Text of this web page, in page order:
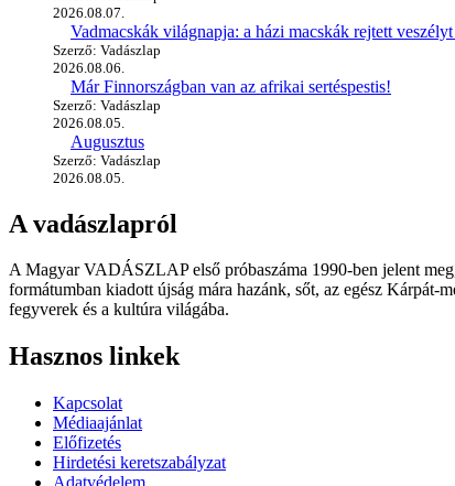
2026.08.07.
Vadmacskák világnapja: a házi macskák rejtett
Szerző: Vadászlap
2026.08.06.
Már Finnországban van az afrikai sertéspestis!
Szerző: Vadászlap
2026.08.05.
Augusztus
Szerző: Vadászlap
2026.08.05.
A vadászlapról
A Magyar VADÁSZLAP első próbaszáma 1990-ben jelent
formátumban kiadott újság mára hazánk, sőt, az egész
fegyverek és a kultúra világába.
Hasznos linkek
Kapcsolat
Médiaajánlat
Előfizetés
Hirdetési keretszabályzat